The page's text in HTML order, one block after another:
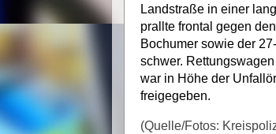
Landstraße in einer
prallte frontal gegen
Bochumer sowie der
schwer.
war in Höhe der
freigegeben.
(Quelle/Fotos: